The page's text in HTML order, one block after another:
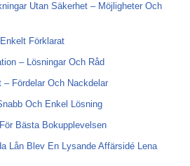
Utan Säkerhet – Möjligheter Och
Förklarat
– Lösningar Och Råd
– Fördelar Och Nackdelar
Och Enkel Lösning
Bästa Bokupplevelsen
Lån Blev En Lysande Affärsidé Lena